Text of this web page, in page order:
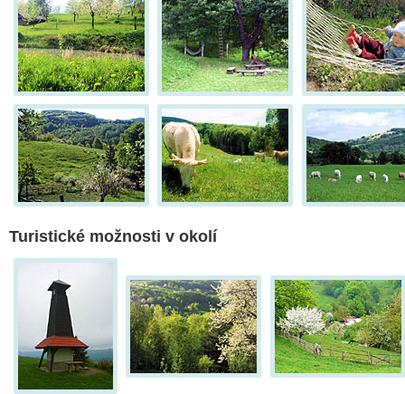
Turistické možnosti v okolí